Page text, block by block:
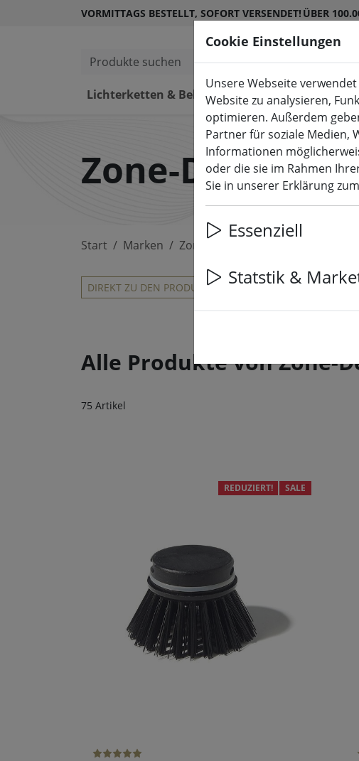
VORMITTAGS BESTELLT, SOFORT VERSENDET! ÜBER
Produkte suchen
Lichterketten & Beleuchtung
LED-
Zone-Denmark
Start Marken Zone-Denmark
DIREKT ZU DEN PRODUKTEN Zone
Alle Produkte von Zone-
75 Artikel
REDUZIERT! SALE
Cookie Einstellungen
Unsere Webseite
Website zu analysieren,
optimieren. Außerdem
Partner für soziale Medien,
Informationen
oder die sie im Rahmen
Sie in unserer Erklärung zum
Essenziell
Statstik &